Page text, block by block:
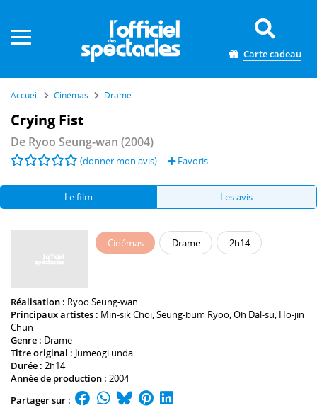
Carte cadeau
Accueil Cinémas Drame
Crying Fist
De Ryoo Seung-wan (2004)
(donner mon avis) Favoris
Le film Les avis
Cinémas Drame 2h14
Réalisation : Ryoo Seung-wan
Principaux artistes : Min-sik Choi,Seung-bum Ryoo,Oh Dal-su, Ho-jin
Chun
Genre : Drame
Titre original : Jumeogi unda
Durée : 2h14
Année de production : 2004
Partager sur :